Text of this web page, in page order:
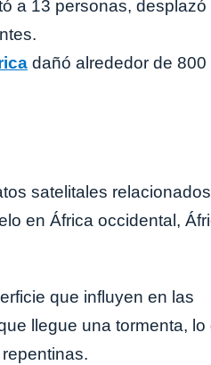
a 13 personas, desplazó
dañó alrededor de 800
satelitales
en África occidental,
que influyen en las
llegue una tormenta, lo